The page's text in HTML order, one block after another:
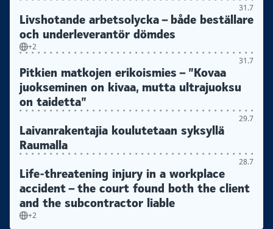
31.7
Livshotande arbetsolycka – både beställare
och underleverantör dömdes
+2
31.7
Pitkien matkojen erikoismies – ”Kovaa
juokseminen on kivaa, mutta ultrajuoksu
on taidetta”
29.7
Laivanrakentajia koulutetaan syksyllä
Raumalla
28.7
Life-threatening injury in a workplace
accident – the court found both the client
and the subcontractor liable
+2